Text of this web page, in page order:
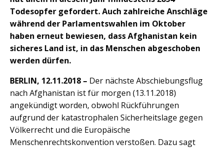
Todesopfer gefordert. Auch zahlreiche Anschläge
während der Parlamentswahlen im Oktober
haben erneut bewiesen, dass Afghanistan kein
sicheres Land ist, in das Menschen abgeschoben
werden dürfen.
BERLIN, 12.11.2018 – Der nächste Abschiebungsflug
nach Afghanistan ist für morgen (13.11.2018)
angekündigt worden, obwohl Rückführungen
aufgrund der katastrophalen Sicherheitslage gegen
Völkerrecht und die Europäische
Menschenrechtskonvention verstoßen. Dazu sagt